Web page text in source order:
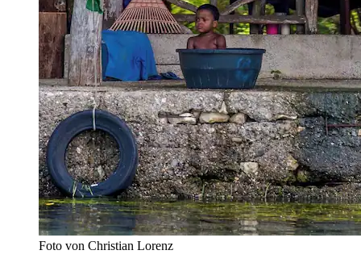
Foto von Christian Lorenz